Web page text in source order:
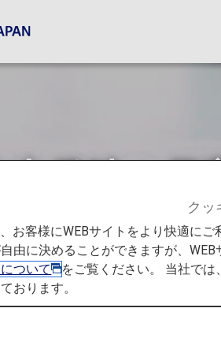
発時の保
の特別なお知らせ 米国線日本出
の通達により、米国へご出発
をお願い致します。
クッ
お客様にWEBサイトをより快適に
由に決めることができますが、
ついて
をご覧ください。 当社で
おります。